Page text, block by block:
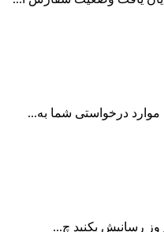
درخواستی شما به...
رسانیش بکنید چ...